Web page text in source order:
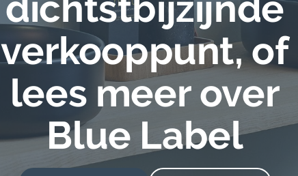
verkooppunt, of
lees meer over
Blue Label